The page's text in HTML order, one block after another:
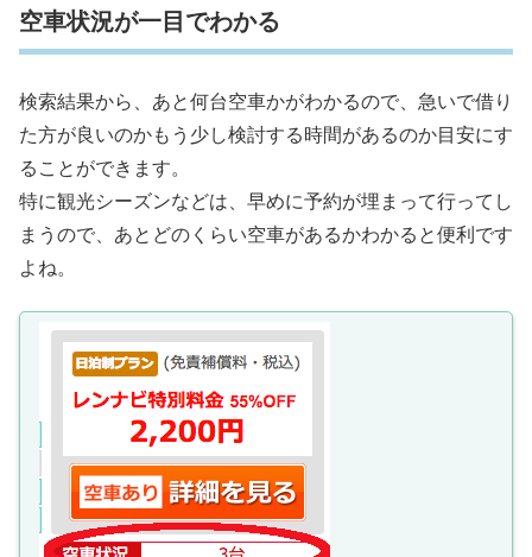
空車状況が一目でわかる
検索結果から、あと何台空車かがわかるので、急いで借り
た方が良いのかもう少し検討する時間があるのか目安にす
ることができます。
特に観光シーズンなどは、早めに予約が埋まって行ってし
まうので、あとどのくらい空車があるかわかると便利です
よね。